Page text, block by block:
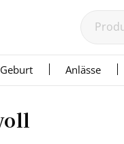
Geburt Anlässe